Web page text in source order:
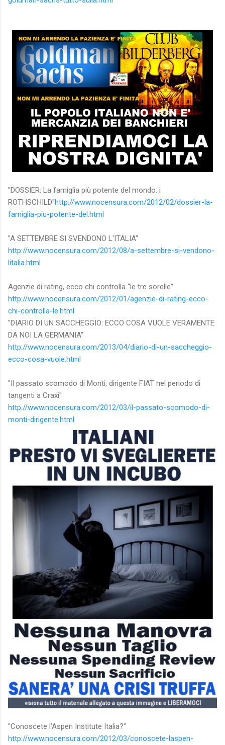
"DOSSIER: La famiglia più potente del mondo: i
ROTHSCHILD"http://www.nocensura.com/2012/02/dossier-la-
famiglia-piu-potente-del.html
"A SETTEMBRE SI SVENDONO L'ITALIA"
http://www.nocensura.com/2012/08/a-settembre-si-vendono-
litalia.html
Agenzie di rating, ecco chi controlla “le tre sorelle”
http://www.nocensura.com/2012/01/agenzie-di-rating-ecco-
chi-controlla-le.html
"DIARIO DI UN SACCHEGGIO: ECCO COSA VUOLE VERAMENTE
DA NOI LA GERMANIA"
http://www.nocensura.com/2013/04/diario-di-un-saccheggio-
ecco-cosa-vuole.html
"Il passato scomodo di Monti, dirigente FIAT nel periodo di
tangenti a Craxi"
http://www.nocensura.com/2012/03/il-passato-scomodo-di-
monti-dirigente.html
"Conoscete l’Aspen Institute Italia?"
http://www.nocensura.com/2012/03/conoscete-laspen-